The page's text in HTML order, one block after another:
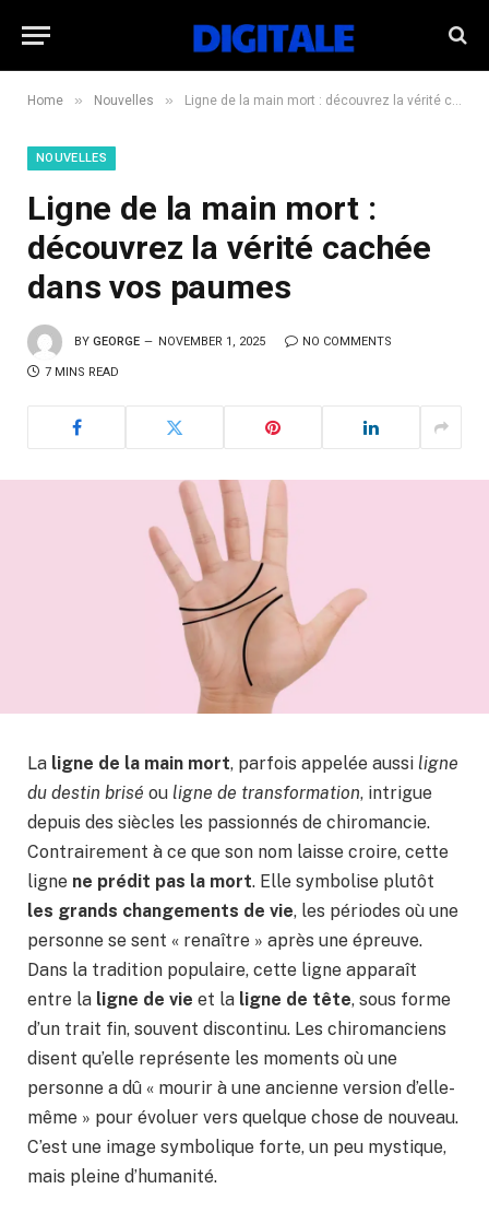
Home » Nouvelles » Ligne de la main mort : découvrez la vérité cachée dans vos paumes
NOUVELLES
Ligne de la main mort :
découvrez la vérité cachée
dans vos paumes
BY GEORGE NOVEMBER 1, 2025 NO COMMENTS
7 MINS READ
La ligne de la main mort, parfois appelée aussi ligne
du destin brisé ou ligne de transformation, intrigue
depuis des siècles les passionnés de chiromancie.
Contrairement à ce que son nom laisse croire, cette
ligne ne prédit pas la mort. Elle symbolise plutôt
les grands changements de vie, les périodes où une
personne se sent « renaître » après une épreuve.
Dans la tradition populaire, cette ligne apparaît
entre la ligne de vie et la ligne de tête, sous forme
d’un trait fin, souvent discontinu. Les chiromanciens
disent qu’elle représente les moments où une
personne a dû « mourir à une ancienne version d’elle-
même » pour évoluer vers quelque chose de nouveau.
C’est une image symbolique forte, un peu mystique,
mais pleine d’humanité.